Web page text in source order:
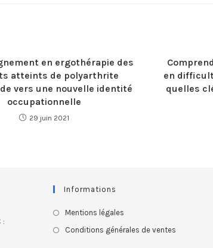
en ergothérapie des
atteints de polyarthrite
vers une nouvelle identité
occupationnelle
29 juin 2021
en
quelles
:
Informations
Mentions légales
Conditions générales de ventes